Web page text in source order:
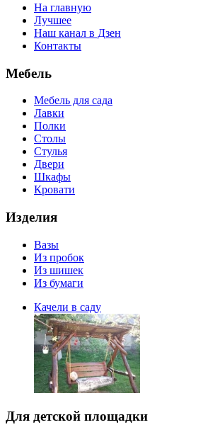
На главную
Лучшее
Наш канал в Дзен
Контакты
Мебель
Мебель для сада
Лавки
Полки
Столы
Стулья
Двери
Шкафы
Кровати
Изделия
Вазы
Из пробок
Из шишек
Из бумаги
Качели в саду
Для детской площадки